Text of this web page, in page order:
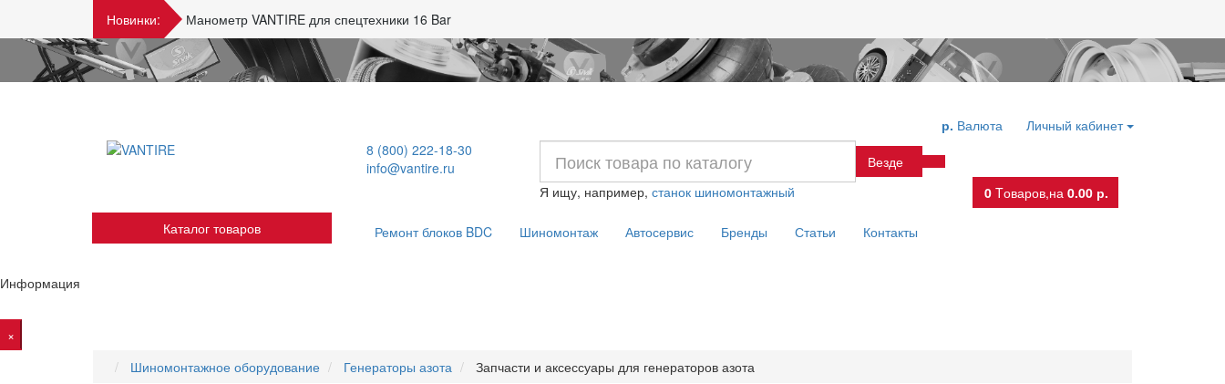
Новинки: Манометр VANTIRE для спецтехники 16 Bar
Личный кабинет
р. Валюта
8 (800) 222-18-30
info@vantire.ru
Везде
Я ищу, например, станок шиномонтажный 0 Tоваров,на 0.00 р.
Каталог товаров
Ремонт блоков BDC Шиномонтаж Автосервис Бренды Статьи Контакты
Информация
×
Шиномонтажное оборудование
Генераторы азота Запчасти и аксессуары для генераторов азота